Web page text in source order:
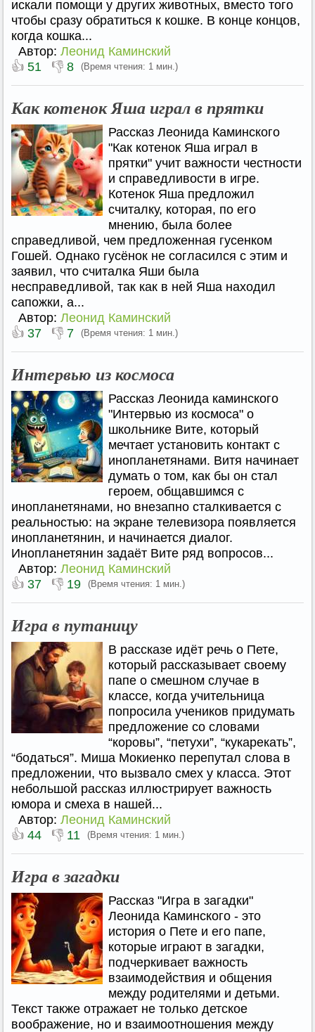
искали помощи у других животных, вместо того
чтобы сразу обратиться к кошке. В конце концов,
когда кошка...
Автор: Леонид Каминский
👍 51 👎 8 (Время чтения: 1 мин.)
Как котенок Яша играл в прятки
Рассказ Леонида Каминского
"Как котенок Яша играл в
прятки" учит важности честности
и справедливости в игре.
Котенок Яша предложил
считалку, которая, по его
мнению, была более
справедливой, чем предложенная гусенком
Гошей. Однако гусёнок не согласился с этим и
заявил, что считалка Яши была
несправедливой, так как в ней Яша находил
сапожки, а...
Автор: Леонид Каминский
👍 37 👎 7 (Время чтения: 1 мин.)
Интервью из космоса
Рассказ Леонида каминского
"Интервью из космоса" о
школьнике Вите, который
мечтает установить контакт с
инопланетянами. Витя начинает
думать о том, как бы он стал
героем, общавшимся с
инопланетянами, но внезапно сталкивается с
реальностью: на экране телевизора появляется
инопланетянин, и начинается диалог.
Инопланетянин задаёт Вите ряд вопросов...
Автор: Леонид Каминский
👍 37 👎 19 (Время чтения: 1 мин.)
Игра в путаницу
В рассказе идёт речь о Пете,
который рассказывает своему
папе о смешном случае в
классе, когда учительница
попросила учеников придумать
предложение со словами
“коровы”, “петухи”, “кукарекать”,
“бодаться”. Миша Мокиенко перепутал слова в
предложении, что вызвало смех у класса. Этот
небольшой рассказ иллюстрирует важность
юмора и смеха в нашей...
Автор: Леонид Каминский
👍 44 👎 11 (Время чтения: 1 мин.)
Игра в загадки
Рассказ "Игра в загадки"
Леонида Каминского - это
история о Пете и его папе,
которые играют в загадки,
подчеркивает важность
взаимодействия и общения
между родителями и детьми.
Текст также отражает не только детское
воображение, но и взаимоотношения между